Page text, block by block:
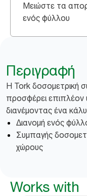
Μειώστε τα
ενός φύλλου
Περιγραφή
Η Tork δοσομετρική
προσφέρει επιπλέον
διανέμοντας ένα
Διανομή ενός
Συμπαγής
χώρους
Works with